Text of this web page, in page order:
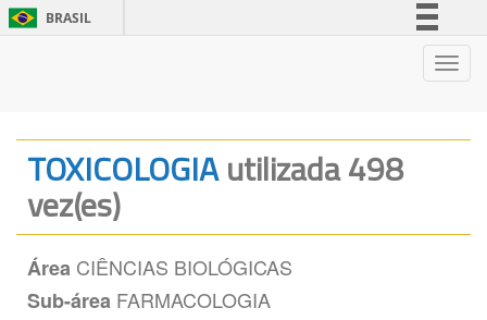
BRASIL
Legislação
TOXICOLOGIAutilizada 498
vez(es)
Área CIÊNCIAS BIOLÓGICAS
Sub-área FARMACOLOGIA